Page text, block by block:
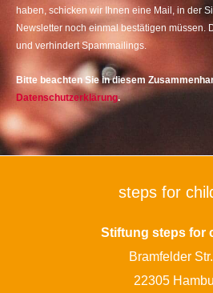
haben, schicken wir Ihnen eine Mail, in der
Newsletter noch einmal bestätigen müssen.
und verhindert Spammailings.
Bitte beachten Sie in diesem
Datenschutzerklärung.
steps for
Stiftung steps for
Bramfelder
22305